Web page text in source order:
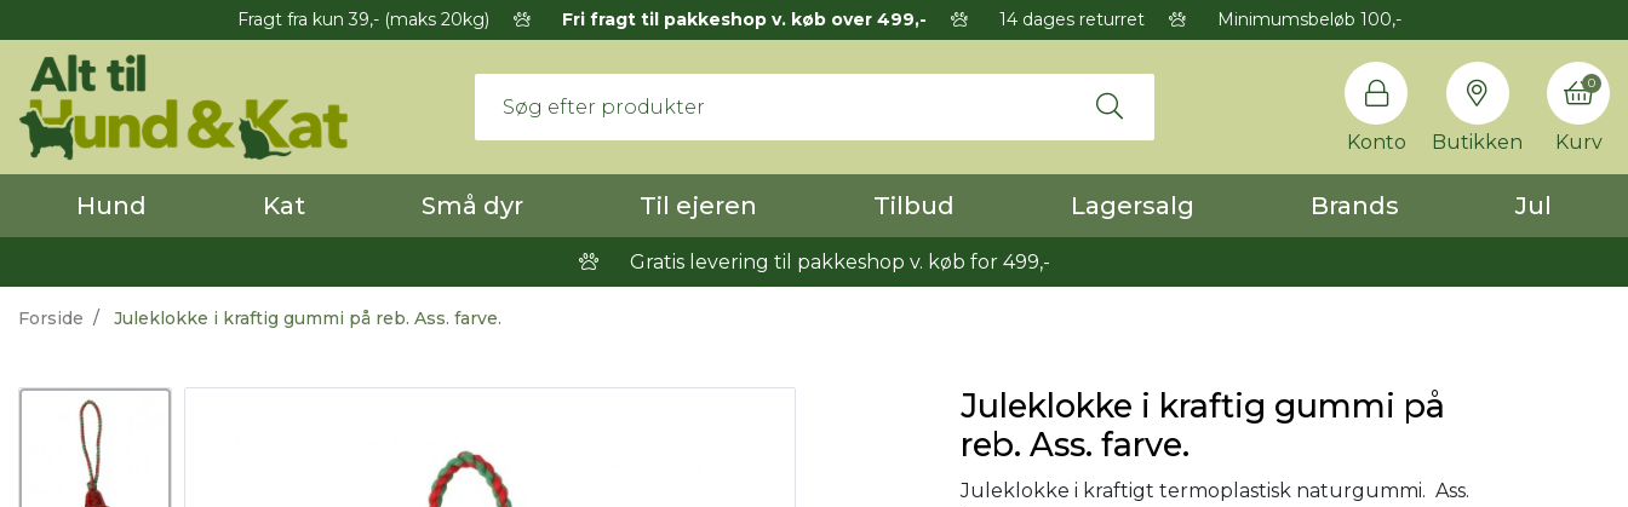
Fragt fra kun 39,- (maks 20kg) Fri fragt til pakkeshop v. køb over 499,- 14 dages returret Minimumsbeløb 100,-
Konto Butikken Kurv
0
Hund Kat Små dyr Til ejeren Tilbud Lagersalg Brands Jul
Gratis levering til pakkeshop v. køb for 499,-
Forside Juleklokke i kraftig gummi på reb. Ass. farve.
Juleklokke i kraftig gummi på
reb. Ass. farve.
Juleklokke i kraftigt termoplastisk naturgummi. Ass.